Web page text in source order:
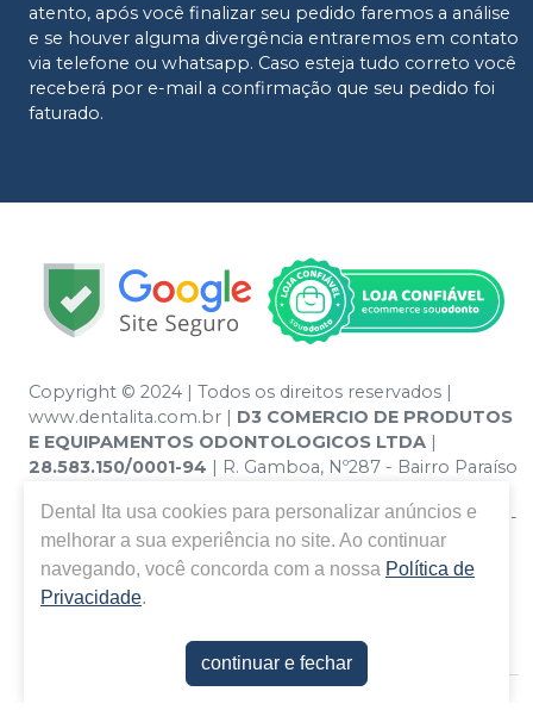
atento, após você finalizar seu pedido faremos a análise
e se houver alguma divergência entraremos em contato
via telefone ou whatsapp. Caso esteja tudo correto você
receberá por e-mail a confirmação que seu pedido foi
faturado.
Copyright © 2024 | Todos os direitos reservados |
www.dentalita.com.br | D3 COMERCIO DE PRODUTOS
E EQUIPAMENTOS ODONTOLOGICOS LTDA |
28.583.150/0001-94 | R. Gamboa, Nº287 - Bairro Paraíso
Privacidade e Segurança - Fotos meramente ilustrativas -
Os preços e condições da loja virtual estão sujeitos a
alterações. Em caso de divergência de preços no site, o
valor válido é o do Carrinho de Compra. Não vendemos
atender compras de grandes volumes pelo site.
Dental Ita usa cookies para personalizar anúncios e
melhorar a sua experiência no site. Ao continuar
navegando, você concorda com a nossa Política de
Privacidade.
continuar e fechar